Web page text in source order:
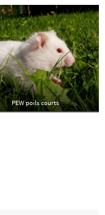
PEW poils courts